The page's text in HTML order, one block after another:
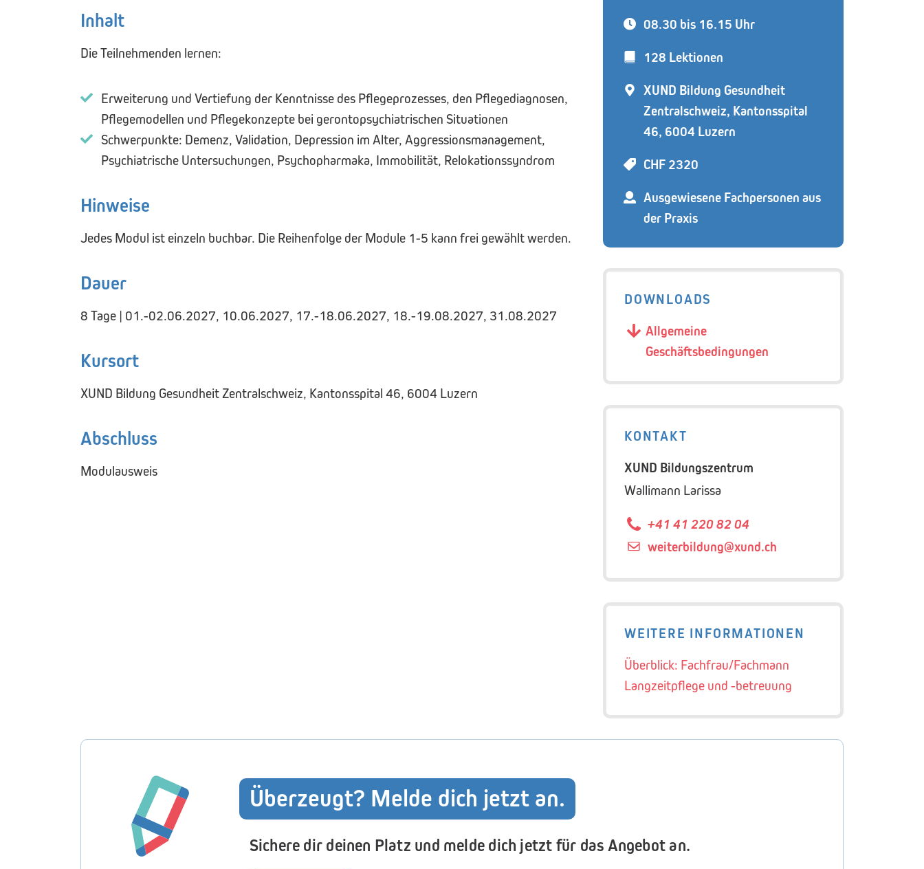
Inhalt
Die Teilnehmenden lernen:
Erweiterung und Vertiefung der Kenntnisse des Pflegeprozesses, den Pflegediagnosen,
Pflegemodellen und Pflegekonzepte bei gerontopsychiatrischen Situationen
Schwerpunkte: Demenz, Validation, Depression im Alter, Aggressionsmanagement,
Psychiatrische Untersuchungen, Psychopharmaka, Immobilität, Relokationssyndrom
Hinweise
Jedes Modul ist einzeln buchbar. Die Reihenfolge der Module 1-5 kann frei gewählt werden.
Dauer
8 Tage | 01.-02.06.2027, 10.06.2027, 17.-18.06.2027, 18.-19.08.2027, 31.08.2027
Kursort
XUND Bildung Gesundheit Zentralschweiz, Kantonsspital 46, 6004 Luzern
Abschluss
Modulausweis
08.30 bis 16.15 Uhr
128 Lektionen
XUND Bildung Gesundheit
Zentralschweiz, Kantonsspital
46, 6004 Luzern
CHF 2320
Ausgewiesene Fachpersonen aus
der Praxis
DOWNLOADS
Allgemeine
Geschäftsbedingungen
KONTAKT
XUND Bildungszentrum
Wallimann Larissa
+41 41 220 82 04
weiterbildung@xund.ch
WEITERE INFORMATIONEN
Überblick: Fachfrau/Fachmann
Langzeitpflege und -betreuung
Überzeugt? Melde dich jetzt an.
Sichere dir deinen Platz und melde dich jetzt für das Angebot an.